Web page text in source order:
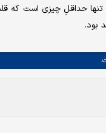
حداقلِ چیزی است که
بود.